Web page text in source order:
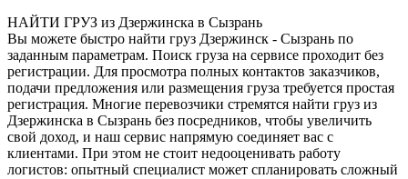
НАЙТИ ГРУЗ из Дзержинска в Сызрань
Вы можете быстро найти груз Дзержинск - Сызрань по
заданным параметрам. Поиск груза на сервисе проходит без
регистрации. Для просмотра полных контактов заказчиков,
подачи предложения или размещения груза требуется простая
регистрация. Многие перевозчики стремятся найти груз из
Дзержинска в Сызрань без посредников, чтобы увеличить
свой доход, и наш сервис напрямую соединяет вас с
клиентами. При этом не стоит недооценивать работу
логистов: опытный специалист может спланировать сложный